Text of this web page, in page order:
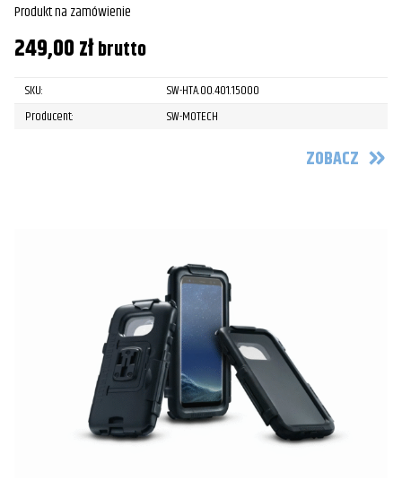
Produkt na zamówienie
249,00złbrutto
SKU:
SW-HTA.00.401.15000
Producent:
SW-MOTECH
ZOBACZ